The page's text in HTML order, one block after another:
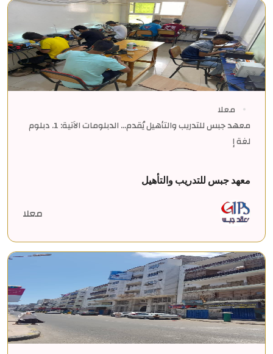
معلا
معهد جبس للتدريب والتأهيل يُقدم... الدبلومات الآتية: 1. دبلوم
لغة إ
معهد جبس للتدريب والتأهيل
معلا